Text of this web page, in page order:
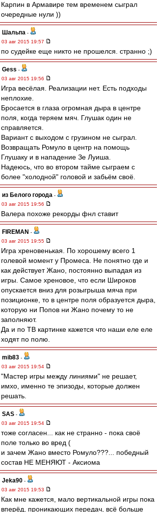
Карпин в Армавире тем временем сыграл
очередные нули ))
Шальпа -
03 авг 2015 19:57
по судейке еще никто не прошелся. странно ;)
Gess -
03 авг 2015 19:56
Игра весёлая. Реализации нет. Есть подходы
неплохие.
Бросается в глаза огромная дыра в центре
поля, когда теряем мяч. Глушак один не
справляется.
Вариант с выходом с грузином не сыграл.
Возвращать Ромуло в центр на помощь
Глушаку и в нападение Зе Луиша.
Надеюсь, что во втором тайме сыграем с
более "холодной" головой и забьём своё.
из Белого города -
03 авг 2015 19:56
Валера похоже рекорды фнл ставит
FIREMAN -
03 авг 2015 19:55
Игра хреновенькая. По хорошему всего 1
голевой момент у Промеса. Не понятно где и
как действует Жано, постоянно выпадая из
игры. Самое хреновое, что если Широков
опускается вниз для розыгрыша мяча при
позиционке, то в центре поля образуется дыра,
которую ни Попов ни Жано почему то не
заполняют.
Да и по ТВ картинке кажется что наши еле еле
ходят по полю.
mib83 -
03 авг 2015 19:54
"Мастер игры между линиями" не решает,
имхо, именно те эпизоды, которые должен
решать.
SAS -
03 авг 2015 19:54
тоже согласен... как не странно - пока своё
поле только во вред (
и зачем Жано вместо Ромуло???... победный
состав НЕ МЕНЯЮТ - Аксиома
Jeka90 -
03 авг 2015 19:53
Как мне кажется, мало вертикальной игры пока
вперёд, проникающих передач, всё больше